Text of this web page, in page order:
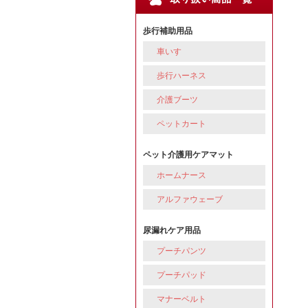
歩行補助用品
車いす
歩行ハーネス
介護ブーツ
ペットカート
ペット介護用ケアマット
ホームナース
アルファウェーブ
尿漏れケア用品
プーチパンツ
プーチパッド
マナーベルト